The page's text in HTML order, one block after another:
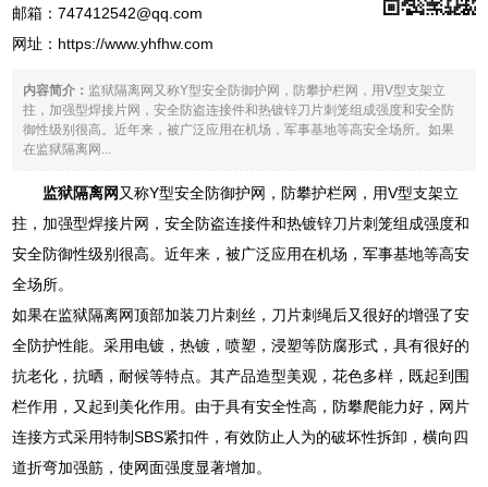
邮箱：747412542@qq.com
网址： https://www.yhfhw.com
内容简介： 监狱隔离网又称Y型安全防御护网，防攀护栏网，用V型支架立
拄，加强型焊接片网，安全防盗连接件和热镀锌刀片刺笼组成强度和安全防
御性级别很高。近年来，被广泛应用在机场，军事基地等高安全场所。如果
在监狱隔离网...
监狱隔离网 又称Y型安全防御护网，防攀护栏网，用V型支架立
拄，加强型焊接片网，安全防盗连接件和热镀锌刀片刺笼组成强度和
安全防御性级别很高。近年来，被广泛应用在机场，军事基地等高安
全场所。
如果在监狱隔离网顶部加装刀片刺丝，刀片刺绳后又很好的增强了安
全防护性能。采用电镀，热镀，喷塑，浸塑等防腐形式，具有很好的
抗老化，抗晒，耐候等特点。其产品造型美观，花色多样，既起到围
栏作用，又起到美化作用。由于具有安全性高，防攀爬能力好，网片
连接方式采用特制SBS紧扣件，有效防止人为的破坏性拆卸，横向四
道折弯加强筋，使网面强度显著增加。